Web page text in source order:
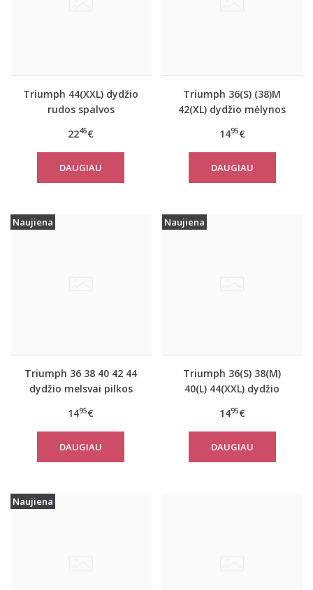
Triumph 44(XXL) dydžio
rudos spalvos
Climate Control LSL Top
Turtle Neck
2245€
DAUGIAU
Triumph 36(S) (38)M
42(XL) dydžio mėlynos
medvilninė miego
palaidinė Mix Match
TOP SSL 01 X
1495€
DAUGIAU
Naujiena
Triumph 36 38 40 42 44
dydžio melsvai pilkos
medvilninė miego
palaidinė Mix Match LSL
TOP Buttons
1495€
DAUGIAU
Naujiena
Triumph 36(S) 38(M)
40(L) 44(XXL) dydžio
moteriška medvilninė
miego palaidinė Mix
Match TOP SSL 01 X
1495€
DAUGIAU
Naujiena